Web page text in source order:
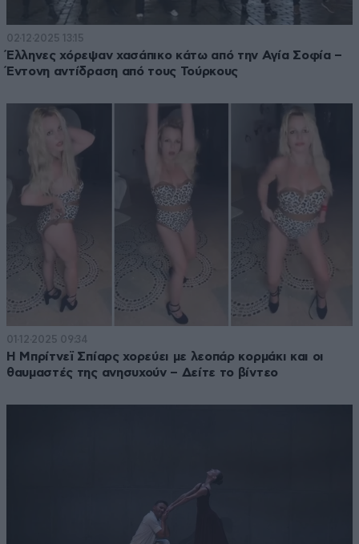
02·12·2025 13:15
Έλληνες χόρεψαν χασάπικο κάτω από την Αγία Σοφία –
Έντονη αντίδραση από τους Τούρκους
01·12·2025 09:34
H Μπρίτνεϊ Σπίαρς χορεύει με λεοπάρ κορμάκι και οι
θαυμαστές της ανησυχούν – Δείτε το βίντεο